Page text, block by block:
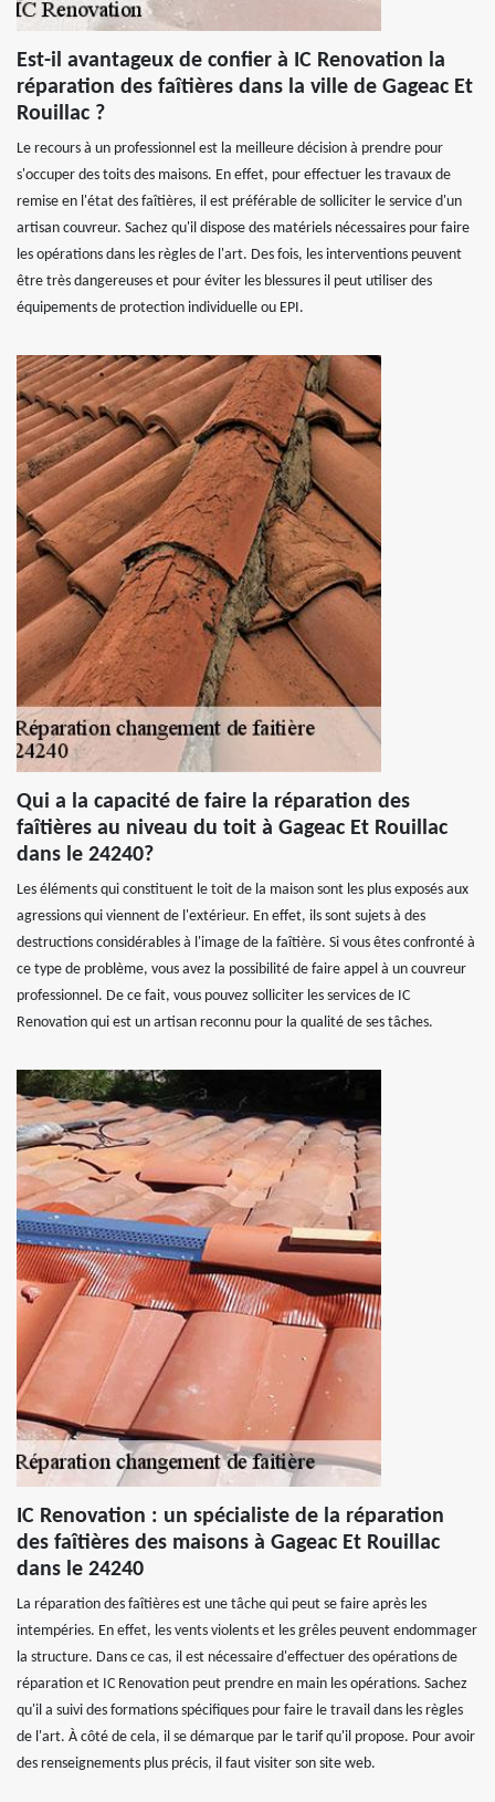
Est-il avantageux de confier à IC Renovation la
réparation des faîtières dans la ville de Gageac Et
Rouillac ?
Le recours à un professionnel est la meilleure décision à prendre pour
s'occuper des toits des maisons. En effet, pour effectuer les travaux de
remise en l'état des faîtières, il est préférable de solliciter le service d'un
artisan couvreur. Sachez qu'il dispose des matériels nécessaires pour faire
les opérations dans les règles de l'art. Des fois, les interventions peuvent
être très dangereuses et pour éviter les blessures il peut utiliser des
équipements de protection individuelle ou EPI.
Qui a la capacité de faire la réparation des
faîtières au niveau du toit à Gageac Et Rouillac
dans le 24240?
Les éléments qui constituent le toit de la maison sont les plus exposés aux
agressions qui viennent de l'extérieur. En effet, ils sont sujets à des
destructions considérables à l'image de la faîtière. Si vous êtes confronté à
ce type de problème, vous avez la possibilité de faire appel à un couvreur
professionnel. De ce fait, vous pouvez solliciter les services de IC
Renovation qui est un artisan reconnu pour la qualité de ses tâches.
IC Renovation : un spécialiste de la réparation
des faîtières des maisons à Gageac Et Rouillac
dans le 24240
La réparation des faîtières est une tâche qui peut se faire après les
intempéries. En effet, les vents violents et les grêles peuvent endommager
la structure. Dans ce cas, il est nécessaire d'effectuer des opérations de
réparation et IC Renovation peut prendre en main les opérations. Sachez
qu'il a suivi des formations spécifiques pour faire le travail dans les règles
de l'art. À côté de cela, il se démarque par le tarif qu'il propose. Pour avoir
des renseignements plus précis, il faut visiter son site web.